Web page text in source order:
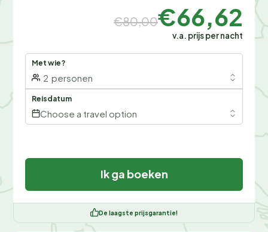
€80,00€66,62
v.a. prijs per nacht
Met wie?
2 personen
Reisdatum
Choose a travel option
Ik ga boeken
De laagste prijsgarantie!